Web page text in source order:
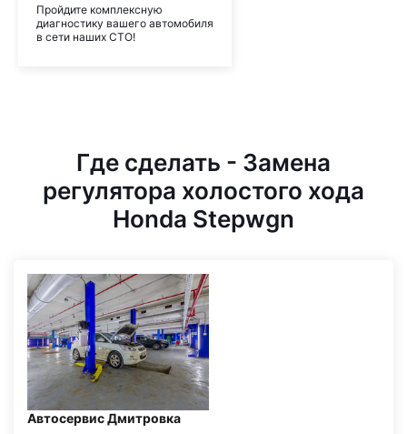
Пройдите комплексную
диагностику вашего автомобиля
в сети наших СТО!
Где сделать - Замена
регулятора холостого хода
Honda Stepwgn
Автосервис Дмитровка